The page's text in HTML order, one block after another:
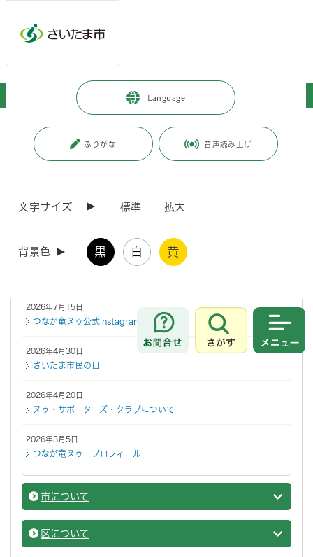
Language
ふりがな 音声読み上げ
文字サイズ 標準 拡大
背景色 黒 白 黄
お問合せ
さがす
市政情報 さいたま市プロフィール
さいたま市プロフィール
2026年7月24日
ゆるバース2026 inさいたま新都心「ヌゥのおもてなしフォトスポ
2026年7月15日
つなが竜ヌゥ公式Instagram
2026年4月30日
さいたま市民の日
2026年4月20日
ヌゥ・サポーターズ・クラブについて
2026年3月5日
つなが竜ヌゥ プロフィール
市について
市につ
区について
区につ